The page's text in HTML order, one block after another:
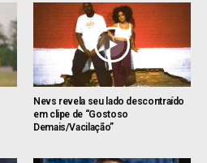
Nevs revela seu lado descontraído
em clipe de “Gostoso
Demais/Vacilação”